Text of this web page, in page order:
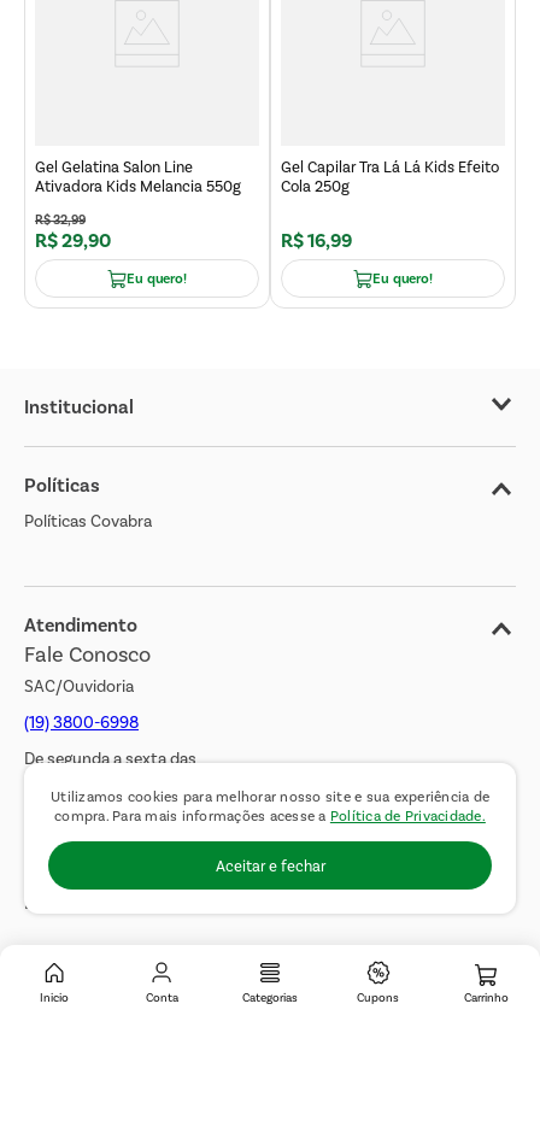
Utilizamos cookies para melhorar nosso site e sua experiência de
compra. Para mais informações acesse a Política de Privacidade.
Aceitar e fechar
Inicio Conta Categorias Cupons
Gel Gelatina Salon Line
Ativadora Kids Melancia 550g
R$32,99
R$29,90
Eu quero!
Gel Capilar Tra Lá Lá Kids Efeito
Cola 250g
R$16,99
Eu quero!
Institucional
Sobre o Covabra
Nossas Lojas
Cliente Bem Estar
Jornal de Ofertas
Transparência Salarial
Políticas
Políticas Covabra
Atendimento
Fale Conosco
SAC/Ouvidoria
(19) 3800-6998
De segunda a sexta das
08h00 às 17h00. Sábados
das 08h00 às 14h00.
WhatsApp:
(19) 99900-3133
E-mail:
Outros Contatos